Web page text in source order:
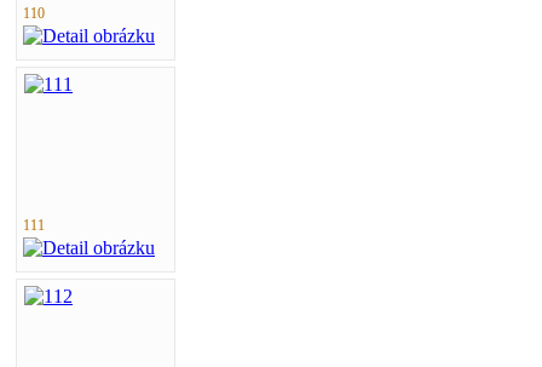
110
111